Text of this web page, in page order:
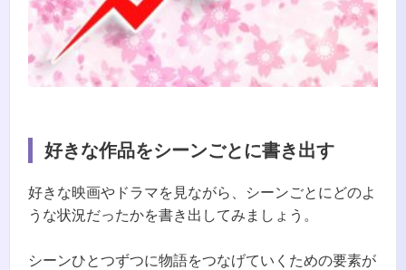
好きな作品をシーンごとに書き出す
好きな映画やドラマを見ながら、シーンごとにどのよ
うな状況だったかを書き出してみましょう。
シーンひとつずつに物語をつなげていくための要素が